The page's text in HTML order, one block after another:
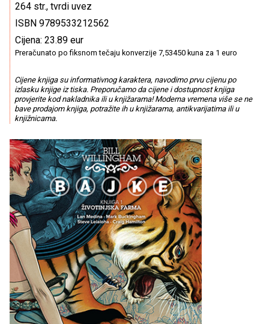
264 str., tvrdi uvez
ISBN 9789533212562
Cijena: 23.89 eur
Preračunato po fiksnom tečaju konverzije 7,53450 kuna za 1 euro
Cijene knjiga su informativnog karaktera, navodimo prvu cijenu po
izlasku knjige iz tiska. Preporučamo da cijene i dostupnost knjiga
provjerite kod nakladnika ili u knjižarama! Moderna vremena više se ne
bave prodajom knjiga, potražite ih u knjižarama, antikvarijatima ili u
knjižnicama.